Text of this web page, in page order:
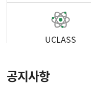
UCLASS
공지사항